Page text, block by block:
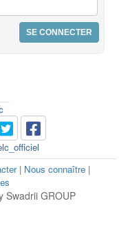
| Nous connaître |
Swadrii GROUP